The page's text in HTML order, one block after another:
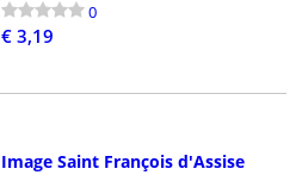
0
€ 3,19
Image Saint François d'Assise